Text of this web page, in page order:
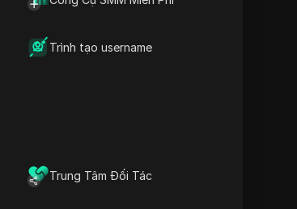
Trình tạo username
Trung Tâm Đối Tác
quan trọng
dung
và trả lời liên
video
tài khoản một
và tránh bị cấm